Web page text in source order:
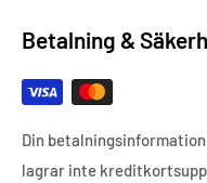
Betalning &
Din
lagrar inte